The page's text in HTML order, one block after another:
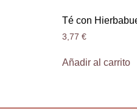
Té con
3,77 €
Añadir al carrito